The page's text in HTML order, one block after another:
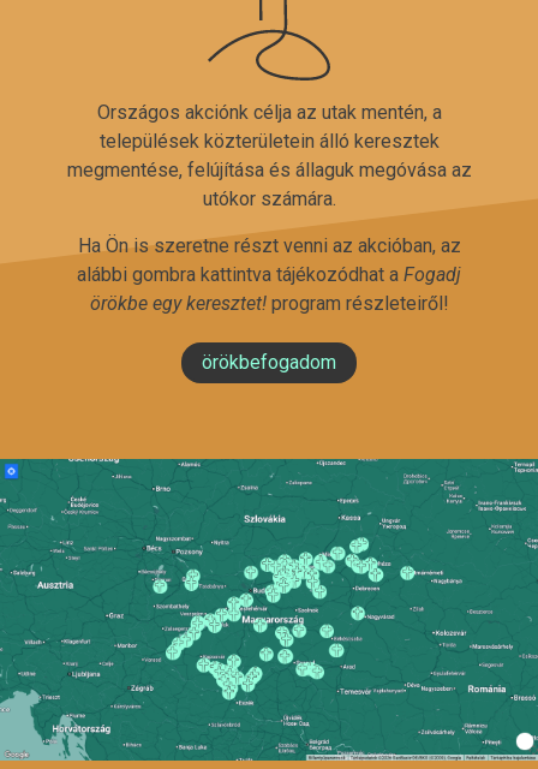
Országos akciónk célja az utak mentén, a
települések közterületein álló keresztek
megmentése, felújítása és állaguk megóvása az
utókor számára.
Ha Ön is szeretne részt venni az akcióban, az
alábbi gombra kattintva tájékozódhat a Fogadj
örökbe egy keresztet!program részleteiről!
örökbefogadom